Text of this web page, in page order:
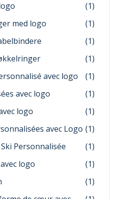
(1)
med logo
(1)
(1)
(1)
avec logo
(1)
avec logo
(1)
logo
(1)
avec Logo (1)
Personnalisée
(1)
logo
(1)
(1)